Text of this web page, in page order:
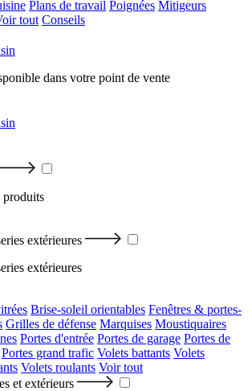
Plans de travail Poignées Mitigeurs
tout Conseils
dans votre point de vente
produits
extérieures
extérieures
Brise-soleil orientables Fenêtres & portes-
Grilles de défense Marquises Moustiquaires
Portes d'entrée Portes de garage Portes de
Portes grand trafic Volets battants Volets
Volets roulants Voir tout
et extérieurs